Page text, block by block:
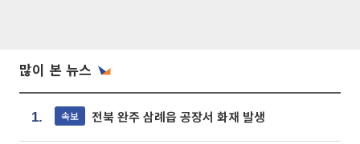
많이 본 뉴스
1. 속보 전북 완주 삼례읍 공장서 화재 발생